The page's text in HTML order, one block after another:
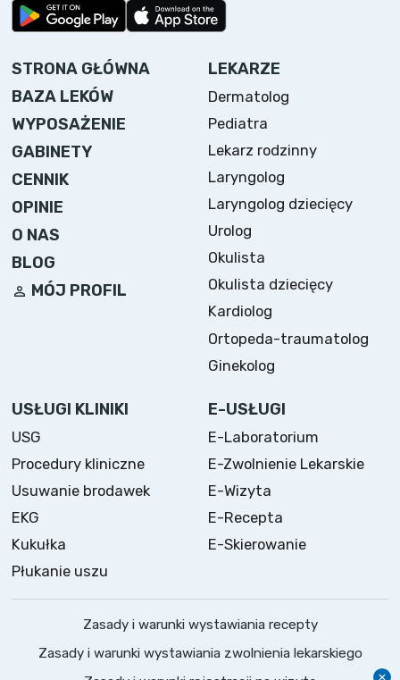
STRONA GŁÓWNA
BAZA LEKÓW
WYPOSAŻENIE
GABINETY
CENNIK
OPINIE
O NAS
BLOG
MÓJ PROFIL
LEKARZE
Dermatolog
Pediatra
Lekarz rodzinny
Laryngolog
Laryngolog dziecięcy
Urolog
Okulista
Okulista dziecięcy
Kardiolog
Ortopeda-traumatolog
Ginekolog
USŁUGI KLINIKI
USG
Procedury kliniczne
Usuwanie brodawek
EKG
Kukułka
Płukanie uszu
E-USŁUGI
E-Laboratorium
E-Zwolnienie Lekarskie
E-Wizyta
E-Recepta
E-Skierowanie
Zasady i warunki wystawiania recepty
Zasady i warunki wystawiania zwolnienia lekarskiego